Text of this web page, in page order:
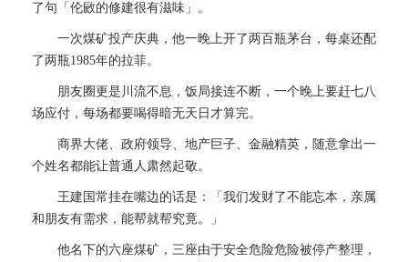
了句「伦敐的修建很有滋味」。
一次煤矿投产庆典，他一晚上开了两百瓶茅台，每桌还配
了两瓶1985年的拉菲。
朋友圈更是川流不息，饭局接连不断，一个晚上要赶七八
场应付，每场都要喝得暗无天日才算完。
商界大佬、政府领导、地产巨子、金融精英，随意拿出一
个姓名都能让普通人肃然起敬。
王建国常挂在嘴边的话是：「我们发财了不能忘本，亲属
和朋友有需求，能帮就帮究竟。」
他名下的六座煤矿，三座由于安全危险危险被停产整理，